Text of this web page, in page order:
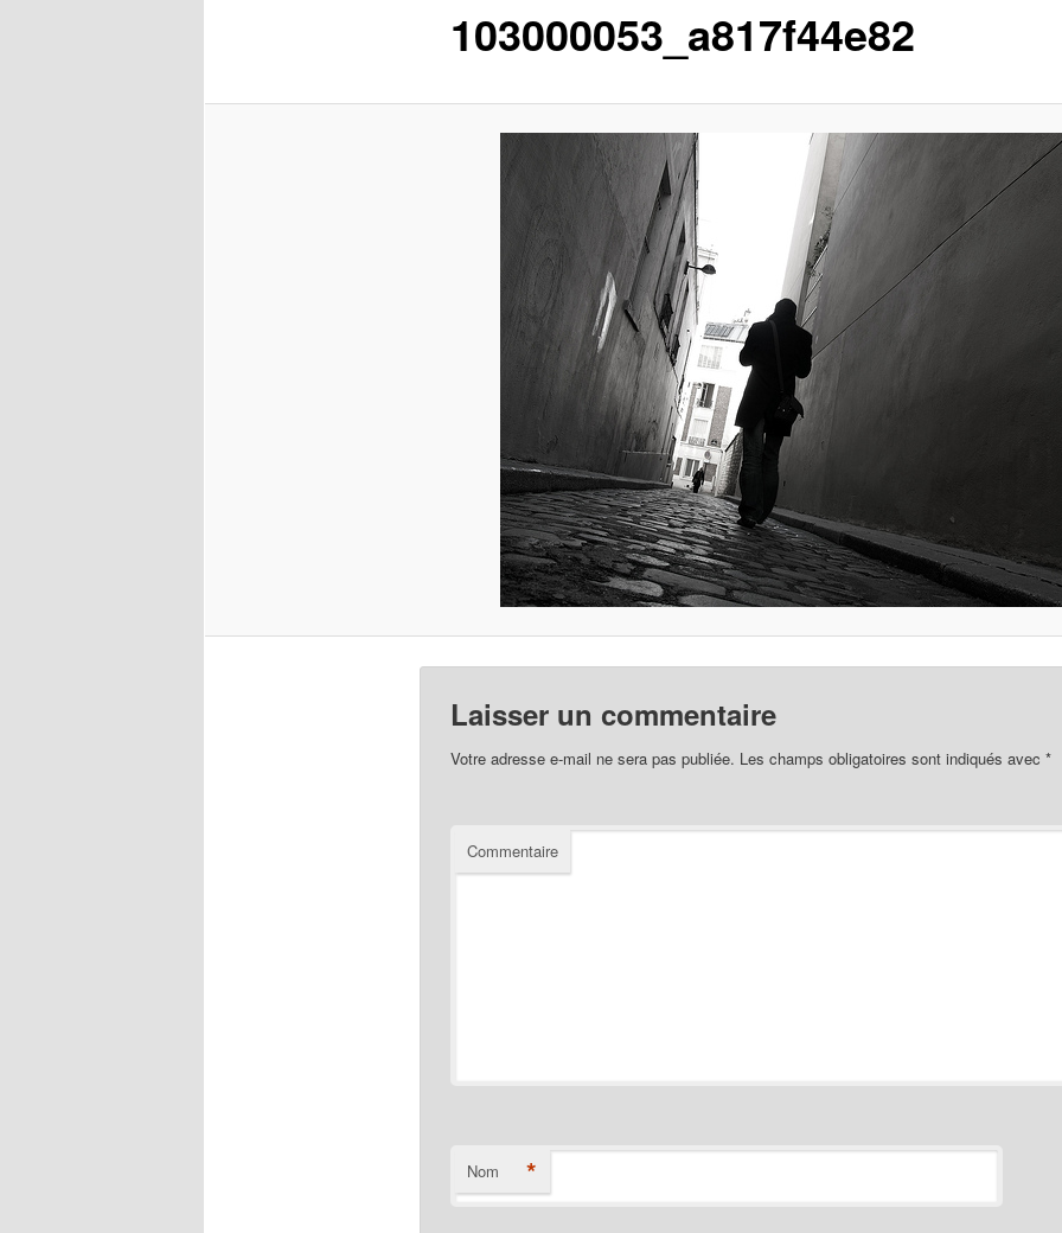
103000053_a817f44e82
Laisser un commentaire
Votre adresse e-mail ne sera pas publiée. Les champs obligatoires sont indiqués avec *
Commentaire
Nom *